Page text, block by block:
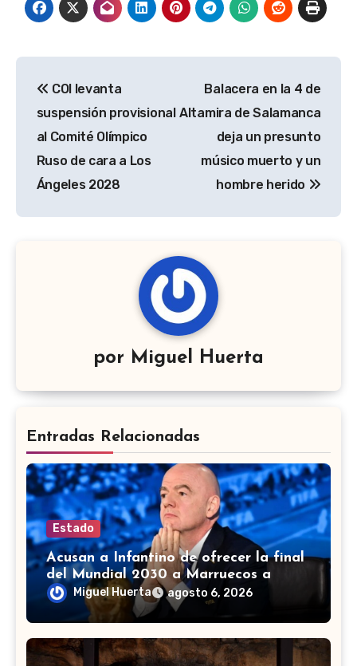
de
entradas
COI levanta
suspensión provisional
al Comité Olímpico
Ruso de cara a Los
Ángeles 2028
Balacera en la 4 de
Altamira de Salamanca
deja un presunto
músico muerto y un
hombre herido
por Miguel Huerta
Entradas Relacionadas
Estado
Acusan a Infantino de ofrecer la final
del Mundial 2030 a Marruecos a
cambio de apoyo
Miguel Huerta agosto 6, 2026